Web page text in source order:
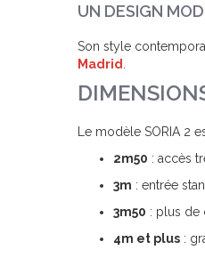
UN DESIGN
Son style
Madrid
Le modèle SORIA 2
2m50 : accès
3m : entrée
3m50 : plus de
4m et plus :